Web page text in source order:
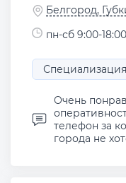
Белгород,
пн-сб 9:00-18:00
Очень
телефон за
города не